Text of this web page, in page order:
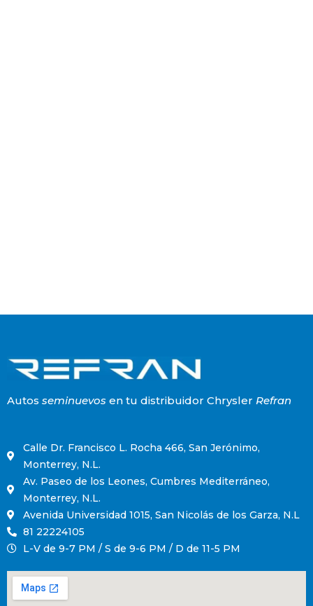
Autos seminuevos en tu distribuidor Chrysler Refran
Calle Dr. Francisco L. Rocha 466, San Jerónimo,
Monterrey, N.L.
Av. Paseo de los Leones, Cumbres Mediterráneo,
Monterrey, N.L.
Avenida Universidad 1015, San Nicolás de los Garza, N.L
81 22224105
L-V de 9-7 PM / S de 9-6 PM / D de 11-5 PM